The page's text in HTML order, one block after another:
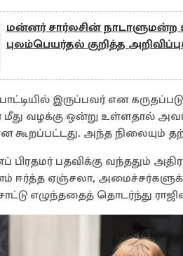
மன்னர் சார்லசின்
புலம்பெயர்தல் குறித்த
இருப்பவர் என
வழக்கு ஒன்று உள்ளதால் அவர்
கூறப்பட்டது. அந்த நிலையும்
பிரதமர் பதவிக்கு வந்ததும்
ஈர்த்த ஏஞ்சலா,
எழுந்ததைத் தொடர்ந்து